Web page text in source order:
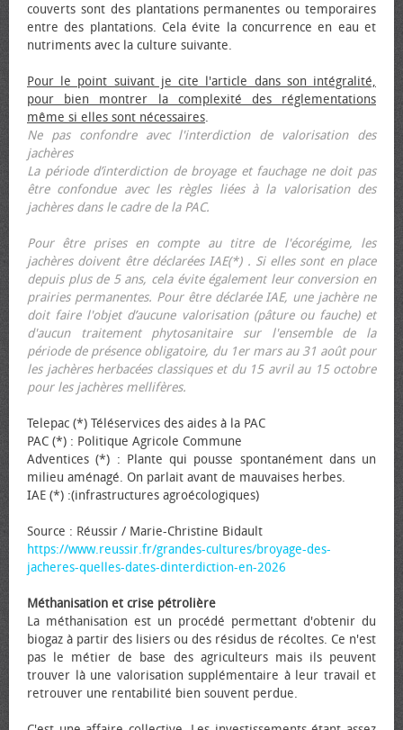
couverts sont des plantations permanentes ou temporaires
entre des plantations. Cela évite la concurrence en eau et
nutriments avec la culture suivante.
Pour le point suivant je cite l'article dans son intégralité,
pour bien montrer la complexité des réglementations
même si elles sont nécessaires.
Ne pas confondre avec l'interdiction de valorisation des
jachères
La période d’interdiction de broyage et fauchage ne doit pas
être confondue avec les règles liées à la valorisation des
jachères dans le cadre de la PAC.
Pour être prises en compte au titre de l'écorégime, les
jachères doivent être déclarées IAE(*) . Si elles sont en place
depuis plus de 5 ans, cela évite également leur conversion en
prairies permanentes. Pour être déclarée IAE, une jachère ne
doit faire l'objet d’aucune valorisation (pâture ou fauche) et
d'aucun traitement phytosanitaire sur l'ensemble de la
période de présence obligatoire, du 1er mars au 31 août pour
les jachères herbacées classiques et du 15 avril au 15 octobre
pour les jachères mellifères.
Telepac (*) Téléservices des aides à la PAC
PAC (*) : Politique Agricole Commune
Adventices (*) : Plante qui pousse spontanément dans un
milieu aménagé. On parlait avant de mauvaises herbes.
IAE (*) :(infrastructures agroécologiques)
Source : Réussir / Marie-Christine Bidault
https://www.reussir.fr/grandes-cultures/broyage-des-
jacheres-quelles-dates-dinterdiction-en-2026
Méthanisation et crise pétrolière
La méthanisation est un procédé permettant d'obtenir du
biogaz à partir des lisiers ou des résidus de récoltes. Ce n'est
pas le métier de base des agriculteurs mais ils peuvent
trouver là une valorisation supplémentaire à leur travail et
retrouver une rentabilité bien souvent perdue.